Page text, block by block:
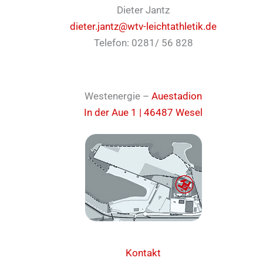
Dieter Jantz
dieter.jantz@wtv-leichtathletik.de
Telefon: 0281/ 56 828
Westenergie – Auestadion
In der Aue 1 | 46487 Wesel
Kontakt